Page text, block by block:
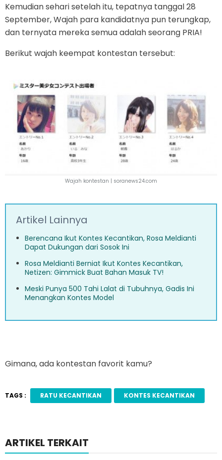
Kemudian sehari setelah itu, tepatnya tanggal 28
September, Wajah para kandidatnya pun terungkap,
dan ternyata mereka semua adalah seorang PRIA!
Berikut wajah keempat kontestan tersebut:
Wajah kontestan | soranews24.com
Artikel Lainnya
Berencana Ikut Kontes Kecantikan, Rosa Meldianti
Dapat Dukungan dari Sosok Ini
Rosa Meldianti Berniat Ikut Kontes Kecantikan,
Netizen: Gimmick Buat Bahan Masuk TV!
Meski Punya 500 Tahi Lalat di Tubuhnya, Gadis Ini
Menangkan Kontes Model
Gimana, ada kontestan favorit kamu?
TAGS : RATU KECANTIKAN KONTES KECANTIKAN
ARTIKEL TERKAIT